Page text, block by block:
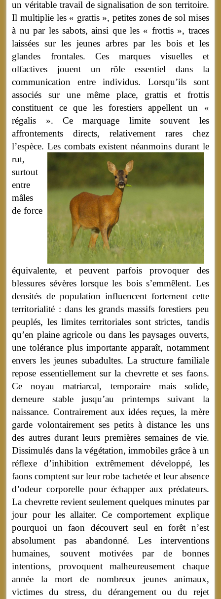
un véritable travail de signalisation de son territoire.
Il multiplie les « grattis », petites zones de sol mises
à nu par les sabots, ainsi que les « frottis », traces
laissées sur les jeunes arbres par les bois et les
glandes frontales. Ces marques visuelles et
olfactives jouent un rôle essentiel dans la
communication entre individus. Lorsqu’ils sont
associés sur une même place, grattis et frottis
constituent ce que les forestiers appellent un «
régalis ». Ce marquage limite souvent les
affrontements directs, relativement rares chez
l’espèce.Les combats existent néanmoins durant le
rut,
surtout
entre
mâles
de force
équivalente, et peuvent parfois provoquer des
blessures sévères lorsque les bois s’emmêlent. Les
densités de population influencent fortement cette
territorialité : dans les grands massifs forestiers peu
peuplés, les limites territoriales sont strictes, tandis
qu’en plaine agricole ou dans les paysages ouverts,
une tolérance plus importante apparaît, notamment
envers les jeunes subadultes. La structure familiale
repose essentiellement sur la chevrette et ses faons.
Ce noyau matriarcal, temporaire mais solide,
demeure stable jusqu’au printemps suivant la
naissance. Contrairement aux idées reçues, la mère
garde volontairement ses petits à distance les uns
des autres durant leurs premières semaines de vie.
Dissimulés dans la végétation, immobiles grâce à un
réflexe d’inhibition extrêmement développé, les
faons comptent sur leur robe tachetée et leur absence
d’odeur corporelle pour échapper aux prédateurs.
La chevrette revient seulement quelques minutes par
jour pour les allaiter. Ce comportement explique
pourquoi un faon découvert seul en forêt n’est
absolument pas abandonné. Les interventions
humaines, souvent motivées par de bonnes
intentions, provoquent malheureusement chaque
année la mort de nombreux jeunes animaux,
victimes du stress, du dérangement ou du rejet